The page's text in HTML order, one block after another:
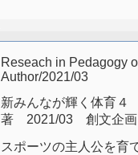
Reseach in Pedagogy
Author/2021/03
新みんなが輝く体育
著 2021/03 創文企画
スポーツの主人公を